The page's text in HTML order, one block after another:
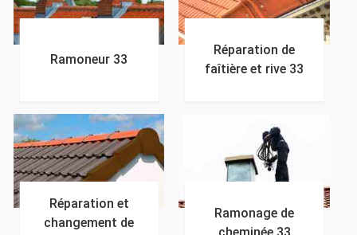
Ramoneur 33
Réparation de
faîtière et rive 33
Réparation et
changement de
Ramonage de